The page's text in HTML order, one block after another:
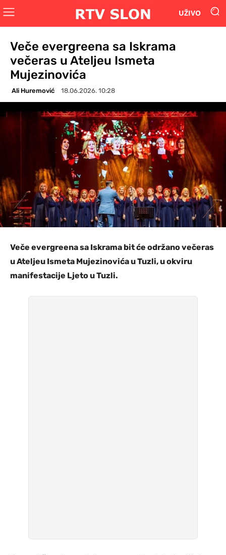
UŽIVO
Veče evergreena sa Iskrama
večeras u Ateljeu Ismeta
Mujezinovića
Ali Huremović 18.06.2026. 10:28
Veče evergreena sa Iskrama bit će održano večeras
u Ateljeu Ismeta Mujezinovića u Tuzli, u okviru
manifestacije Ljeto u Tuzli.